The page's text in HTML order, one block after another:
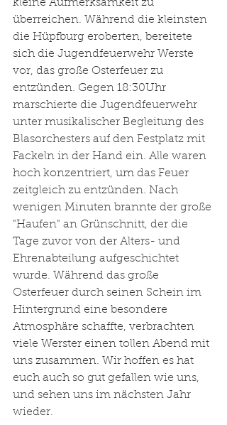
kleine Aufmerksamkeit zu
überreichen. Während die kleinsten
die Hüpfburg eroberten, bereitete
sich die Jugendfeuerwehr Werste
vor, das große Osterfeuer zu
entzünden. Gegen 18:30Uhr
marschierte die Jugendfeuerwehr
unter musikalischer Begleitung des
Blasorchesters auf den Festplatz mit
Fackeln in der Hand ein. Alle waren
hoch konzentriert, um das Feuer
zeitgleich zu entzünden. Nach
wenigen Minuten brannte der große
"Haufen" an Grünschnitt, der die
Tage zuvor von der Alters- und
Ehrenabteilung aufgeschichtet
wurde. Während das große
Osterfeuer durch seinen Schein im
Hintergrund eine besondere
Atmosphäre schaffte, verbrachten
viele Werster einen tollen Abend mit
uns zusammen. Wir hoffen es hat
euch auch so gut gefallen wie uns,
und sehen uns im nächsten Jahr
wieder.